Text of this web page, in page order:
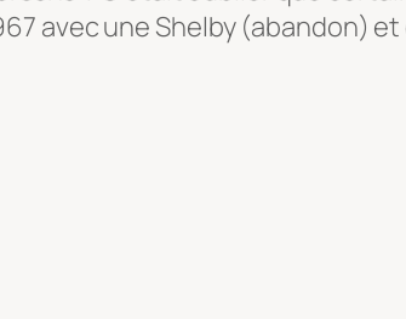
avec une Shelby (abandon)